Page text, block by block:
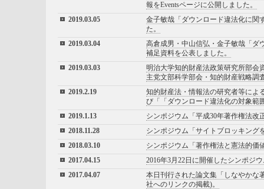
報をEventsページに公開しました。
2019.03.05
金子敏哉「ダウンロード違法化に関
た。
2019.03.04
高倉成男・中山信弘・金子敏哉「ダ
補足資料を公表しました。
2019.03.03
明治大学知的財産法政策研究所部会
主党文部科学部会・知的財産戦略調
2019.2.19
知的財産法・情報法の研究者等によ
び「「ダウンロード違法化の対象範
2019.1.13
シンポジウム「平成30年著作権法改
2018.11.28
シンポジウム「サイトブロッキング
2018.03.10
シンポジウム「著作権法と憲法的価
2017.04.15
2016年3月22日に開催したシンポジ
2017.04.07
本日刊行された論文集「しなやかな
社へのリンクの掲載)。